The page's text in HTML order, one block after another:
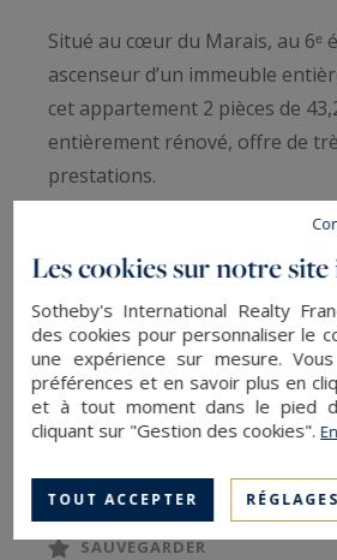
Situé au cœur du Marais, au 6ᵉ
ascenseur d’un immeuble
cet appartement 2 pièces de
entièrement rénové, offre de
prestations.
cuisine ouverte et entièrement
chambre, d’une salle d’eau et
Un bien alliant confort
recherché, au sein de l’un des
prisés de Paris.
SAUVEGARDER
Les cookies sur notre
Sotheby's International Realty
des cookies pour personnaliser le
une expérience sur mesure.
préférences et en savoir plus en
et à tout moment dans le pied
cliquant sur "Gestion des cookies".
TOUT ACCEPTER RÉGLAGES